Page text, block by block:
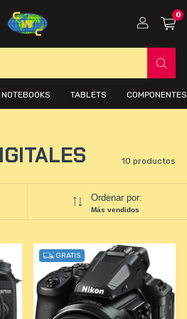
0
NOTEBOOKS TABLETS
10 productos
Ordenar por:
Más vendidos
GRATIS